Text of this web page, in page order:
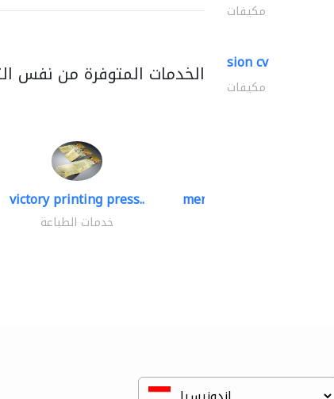
الخدمات المتوفرة من نفس
victory printing press..
خدمات الطباعة
mermaid digital printing..
مكيفات
sion cv
مكيفات